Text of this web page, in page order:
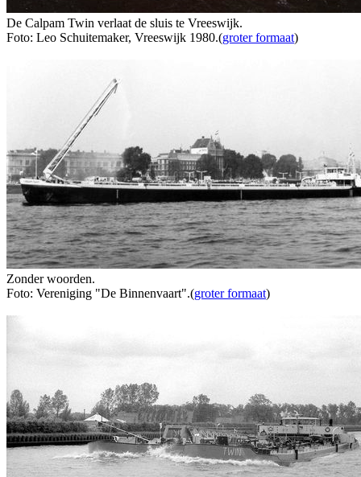
De Calpam Twin verlaat de sluis te Vreeswijk.
Foto: Leo Schuitemaker, Vreeswijk 1980.(groter formaat)
Zonder woorden.
Foto: Vereniging "De Binnenvaart".(groter formaat)